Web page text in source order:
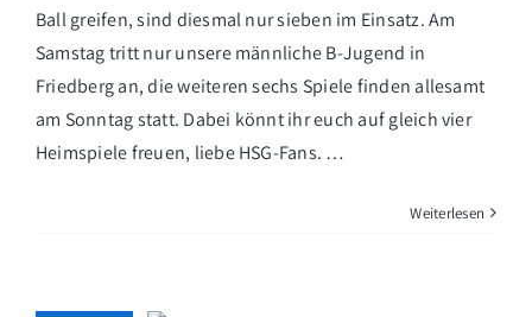
Ball greifen, sind diesmal nur sieben im Einsatz. Am
Samstag tritt nur unsere männliche B-Jugend in
Friedberg an, die weiteren sechs Spiele finden allesamt
am Sonntag statt. Dabei könnt ihr euch auf gleich vier
Heimspiele freuen, liebe HSG-Fans. …
Weiterlesen